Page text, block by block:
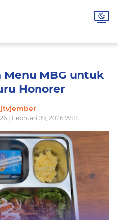
Menu MBG untuk
Honorer
| Februari 09, 2026 WIB